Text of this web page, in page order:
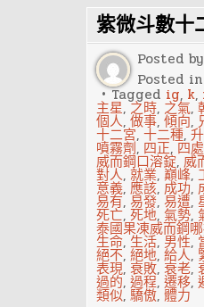
把
鑰
匙
戰
勝
不
景
氣!
紫微斗數
Posted by
Posted in
Tagged ig, k,
主星,之時, 之氣,
個人, 做事, 傾向,
十二宮,十二種,
噴霧劑, 四正,四處
威而鋼口溶錠,威
對人,就業,巔峰,
意義, 應該, 成功,
易有, 易發, 易遭,
死亡, 死地, 氣勢,
泰國果凍威而鋼
生命,生活,男性,
絕不, 絕地, 給人,
表現, 衰敗, 衰老,
過的, 過程, 遷移,
類似, 驕傲, 體力